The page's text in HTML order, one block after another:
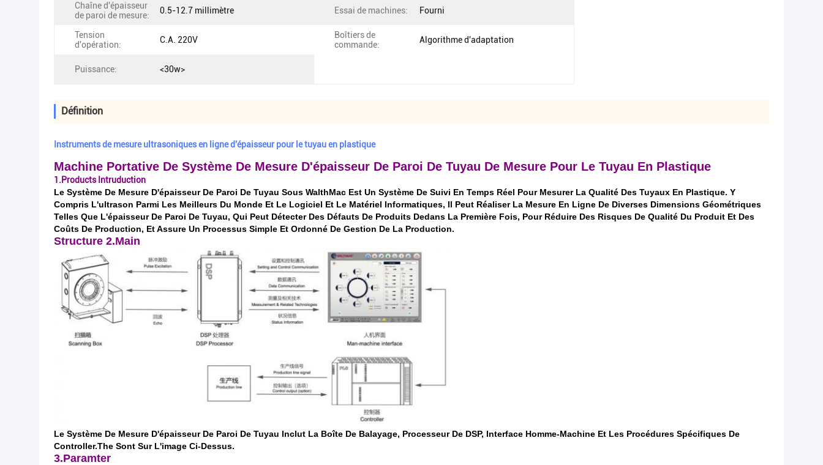
Laisser un message
Chaîne d'épaisseur
de paroi de mesure:
0.5-12.7 millimètre Essai de machines: Fourni
Tension
d'opération:
C.A. 220V
Boîtiers de
commande:
Algorithme d'adaptation
Puissance: <30w>
Définition
Instruments de mesure ultrasoniques en ligne d'épaisseur pour le tuyau en plastique
Machine Portative De Système De Mesure D'épaisseur De Paroi De Tuyau De Mesure Pour Le Tuyau En Plastique
1.Products Intruduction
Le Système De Mesure D'épaisseur De Paroi De Tuyau Sous WalthMac Est Un Système De Suivi En Temps Réel Pour Mesurer La Qualité Des Tuyaux En Plastique. Y
Compris L'ultrason Parmi Les Meilleurs Du Monde Et Le Logiciel Et Le Matériel Informatiques, Il Peut Réaliser La Mesure En Ligne De Diverses Dimensions Géométriques
Telles Que L'épaisseur De Paroi De Tuyau, Qui Peut Détecter Des Défauts De Produits Dedans La Première Fois, Pour Réduire Des Risques De Qualité Du Produit Et Des
Coûts De Production, Et Assure Un Processus Simple Et Ordonné De Gestion De La Production.
Structure 2.Main
Le Système De Mesure D'épaisseur De Paroi De Tuyau Inclut La Boîte De Balayage, Processeur De DSP, Interface Homme-Machine Et Les Procédures Spécifiques De
Controller.The Sont Sur L'image Ci-Dessus.
3.Paramter